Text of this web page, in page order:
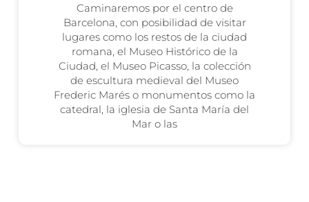
Caminaremos por el centro de
Barcelona, con posibilidad de visitar
lugares como los restos de la ciudad
romana, el Museo Histórico de la
Ciudad, el Museo Picasso, la colección
de escultura medieval del Museo
Frederic Marés o monumentos como la
catedral, la iglesia de Santa María del
Mar o las